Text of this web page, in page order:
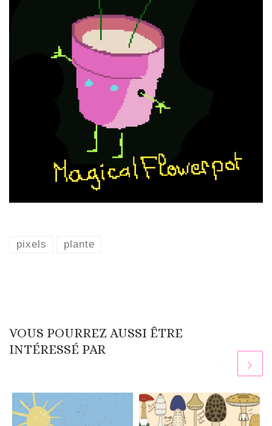
pixels plante
VOUS POURREZ AUSSI ÊTRE
INTÉRESSÉ PAR